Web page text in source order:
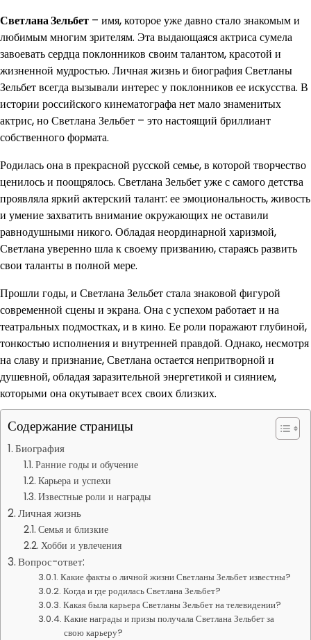
Светлана Зельбет – имя, которое уже давно стало знакомым и
любимым многим зрителям. Эта выдающаяся актриса сумела
завоевать сердца поклонников своим талантом, красотой и
жизненной мудростью. Личная жизнь и биография Светланы
Зельбет всегда вызывали интерес у поклонников ее искусства. В
истории российского кинематографа нет мало знаменитых
актрис, но Светлана Зельбет – это настоящий бриллиант
собственного формата.
Родилась она в прекрасной русской семье, в которой творчество
ценилось и поощрялось. Светлана Зельбет уже с самого детства
проявляла яркий актерский талант: ее эмоциональность, живость
и умение захватить внимание окружающих не оставили
равнодушными никого. Обладая неординарной харизмой,
Светлана уверенно шла к своему призванию, стараясь развить
свои таланты в полной мере.
Прошли годы, и Светлана Зельбет стала знаковой фигурой
современной сцены и экрана. Она с успехом работает и на
театральных подмостках, и в кино. Ее роли поражают глубиной,
тонкостью исполнения и внутренней правдой. Однако, несмотря
на славу и признание, Светлана остается непритворной и
душевной, обладая заразительной энергетикой и сиянием,
которыми она окутывает всех своих близких.
Содержание страницы
Биография
Ранние годы и обучение
Карьера и успехи
Известные роли и награды
Личная жизнь
Семья и близкие
Хобби и увлечения
Вопрос-ответ:
Какие факты о личной жизни Светланы Зельбет известны?
Когда и где родилась Светлана Зельбет?
Какая была карьера Светланы Зельбет на телевидении?
Какие награды и призы получала Светлана Зельбет за
свою карьеру?